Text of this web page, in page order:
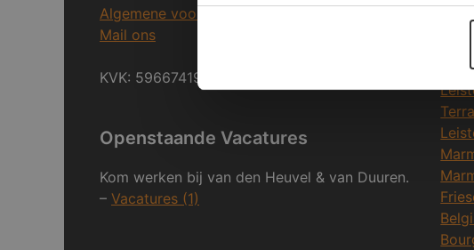
Algemene voorwaarden
Mail ons
KVK: 59667419
Openstaande Vacatures
Kom werken bij van den Heuvel & van Duuren.
– Vacatures (1)